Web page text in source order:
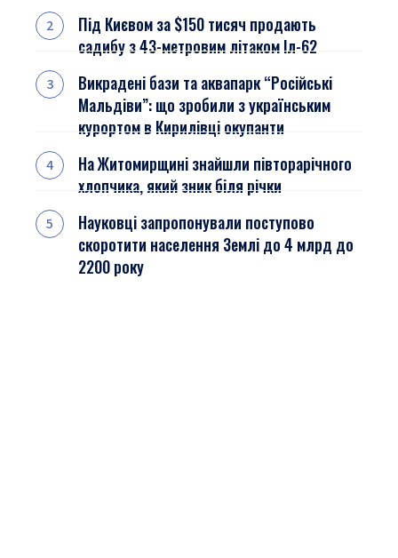
Під Києвом за $150 тисяч продають
садибу з 43-метровим літаком Іл-62
Викрадені бази та аквапарк “Російські
Мальдіви”: що зробили з українським
курортом в Кирилівці окупанти
На Житомирщині знайшли півторарічного
хлопчика, який зник біля річки
Науковці запропонували поступово
скоротити населення Землі до 4 млрд до
2200 року